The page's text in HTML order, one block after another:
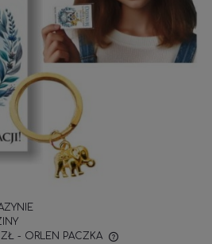
ZŁ - ORLEN PACZKA